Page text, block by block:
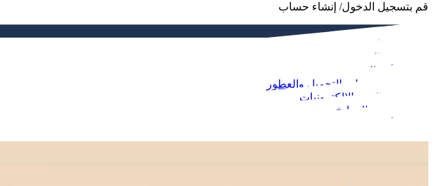
قم بتسجيل الدخول/ إنشاء حساب
فاخر
النساء
الرجال
الأطفال
مستحضرات التجميل والعطور
الجوالات والإلكترونيات
البيت والمطبخ